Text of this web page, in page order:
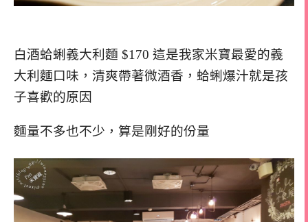
白酒蛤蜊義大利麵 $170 這是我家米寶最愛的義
大利麵口味，清爽帶著微酒香，蛤蜊爆汁就是孩
子喜歡的原因
麵量不多也不少，算是剛好的份量